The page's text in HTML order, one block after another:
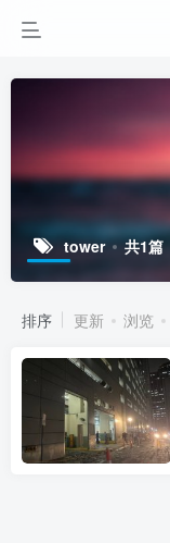
tower 共1篇
排序 更新 浏览